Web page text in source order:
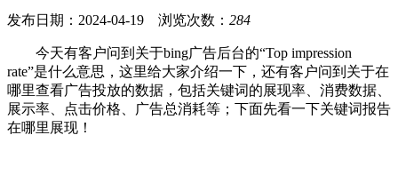
发布日期：2024-04-19 浏览次数： 284
今天有客户问到关于bing广告后台的“Top impression
rate”是什么意思，这里给大家介绍一下，还有客户问到关于在
哪里查看广告投放的数据，包括关键词的展现率、消费数据、
展示率、点击价格、广告总消耗等；下面先看一下关键词报告
在哪里展现！